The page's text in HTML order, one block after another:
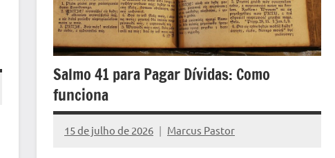
Salmo 41 para Pagar Dívidas: Como
funciona
15 de julho de 2026 Marcus Pastor
Nenhum